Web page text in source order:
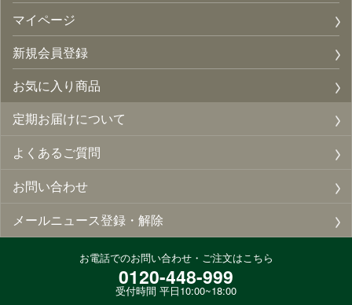
マイページ
新規会員登録
お気に入り商品
定期お届けについて
よくあるご質問
お問い合わせ
メールニュース登録・解除
お電話でのお問い合わせ・ご注文はこちら
0120-448-999
受付時間 平日10:00~18:00